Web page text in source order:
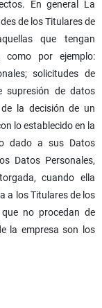
En general La
de los Titulares de
que tengan
por ejemplo:
solicitudes de
supresión de datos
la decisión de un
lo establecido en la
dado a sus Datos
Datos Personales,
cuando ella
a los Titulares de los
no procedan de
la empresa son los